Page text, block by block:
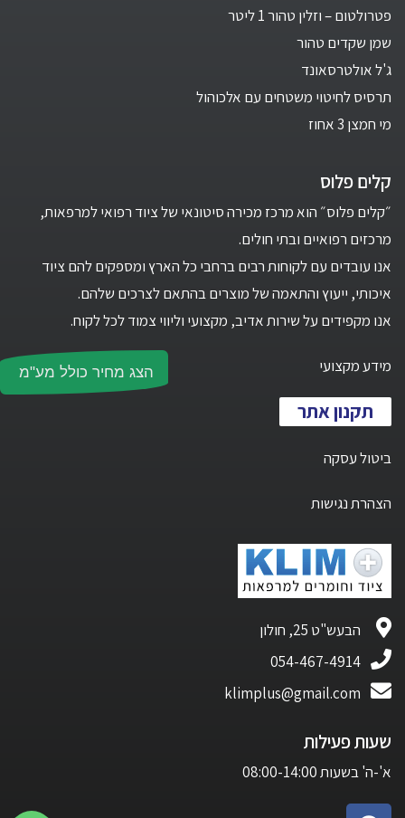
הצג מחיר כולל מע"מ
פטרולטום – וזלין טהור 1 ליטר
שמן שקדים טהור
ג'ל אולטרסאונד
תרסיס לחיטוי משטחים עם אלכוהול
מי חמצן 3 אחוז
קלים פלוס
״קלים פלוס״ הוא מרכז מכירה סיטונאי של ציוד רפואי למרפאות,
מרכזים רפואיים ובתי חולים.
אנו עובדים עם לקוחות רבים ברחבי כל הארץ ומספקים להם ציוד
איכותי, ייעוץ והתאמה של מוצרים בהתאם לצרכים שלהם.
אנו מקפידים על שירות אדיב, מקצועי וליווי צמוד לכל לקוח.
מידע מקצועי
תקנון אתר
ביטול עסקה
הצהרת נגישות
הבעש"ט 25, חולון
054-467-4914
klimplus@gmail.com
שעות פעילות
א'-ה' בשעות 08:00-14:00